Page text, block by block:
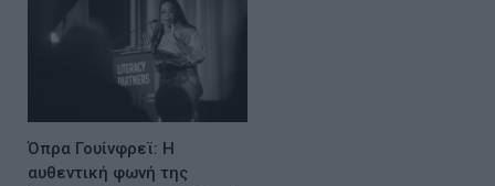
Όπρα Γουίνφρεϊ: Η
αυθεντική φωνή της